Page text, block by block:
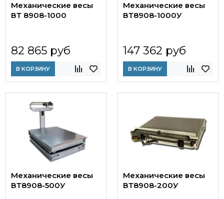
Механические весы
ВТ 8908-1000
82 865 руб
В КОРЗИНУ
Механические весы
ВТ8908-1000У
147 362 руб
В КОРЗИНУ
Механические весы
ВТ8908-500У
Механические весы
ВТ8908-200У